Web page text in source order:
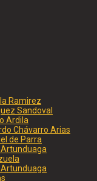
Ramirez
Sandoval
Ardila
Chávarro Arias
de Parra
Artunduaga
Artunduaga